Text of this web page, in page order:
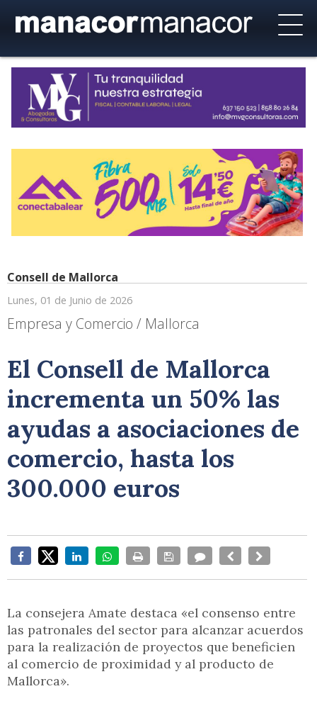
Consell de Mallorca
Lunes, 01 de Junio de 2026
Empresa y Comercio / Mallorca
El Consell de Mallorca
incrementa un 50% las
ayudas a asociaciones de
comercio, hasta los
300.000 euros
La consejera Amate destaca «el consenso entre
las patronales del sector para alcanzar acuerdos
para la realización de proyectos que beneficien
al comercio de proximidad y al producto de
Mallorca».